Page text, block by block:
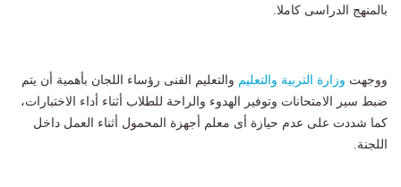
بالمنهج الدراسى كاملا.
ووجهت وزارة التربية والتعليم والتعليم الفنى رؤساء اللجان بأهمية أن يتم
ضبط سير الامتحانات وتوفير الهدوء والراحة للطلاب أثناء أداء الاختبارات،
كما شددت على عدم حيازة أى معلم أجهزة المحمول أثناء العمل داخل
اللجنة.